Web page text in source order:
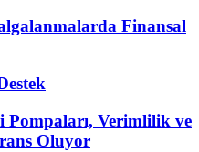
Finansal
Pompaları, Verimlilik ve
Oluyor